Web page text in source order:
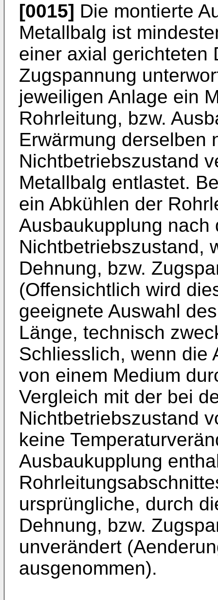
[0015] Die montierte
Metallbalg ist
einer axial gerichteten
Zugspannung
jeweiligen Anlage ein
Rohrleitung, bzw.
Erwärmung derselben
Nichtbetriebszustand
Metallbalg entlastet.
ein Abkühlen der
Ausbaukupplung nach
Nichtbetriebszustand,
Dehnung, bzw.
(Offensichtlich wird
geeignete Auswahl
Länge, technisch
Schliesslich, wenn die
von einem Medium
Vergleich mit der bei
Nichtbetriebszustand
keine
Ausbaukupplung
ursprüngliche, durch
Dehnung, bzw.
unverändert
ausgenommen).